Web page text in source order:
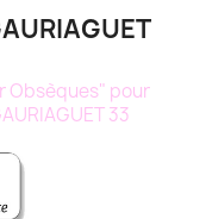
Obsèques" pour
33